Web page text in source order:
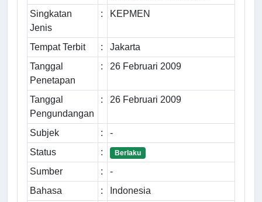
Singkatan
Jenis
: KEPMEN
Tempat Terbit :
Jakarta
Tanggal
Penetapan
: 26 Februari 2009
Tanggal
Pengundangan
: 26 Februari 2009
Subjek :
-
Status
: Berlaku
Sumber :
-
Bahasa
: Indonesia